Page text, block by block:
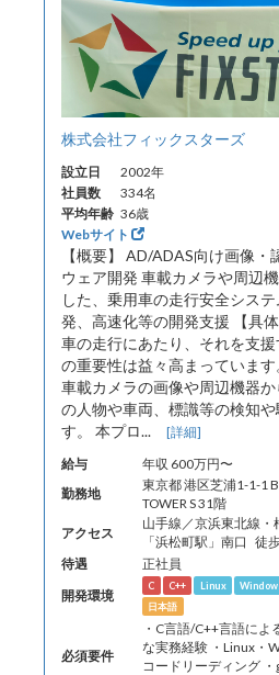
株式会社フィックスターズ
設立日
2002年
社員数
334名
平均年齢 36歳
Webサイト
【概要】 AD/ADAS向け画像・
ウェア開発 車載カメラや周辺
した、乗用車の走行安全シス
発、高速化等の開発支援 【具
車の走行にあたり、それを支
の重要性は益々高まっていま
車載カメラの画像や周辺機器
の人物や車両、標識等の検知
す。 本プロ... [詳細]
給与
年収 600万円〜
勤務地
東京都 港区芝浦1-1-1
TOWER S 31階
アクセス
山手線／京浜東北線
「浜松町駅」南口 徒
待遇
正社員
開発環境
C C++ Linux
日本語
必須要件
・C言語/C++言語に
な実務経験 ・Linux・
コードリーディング